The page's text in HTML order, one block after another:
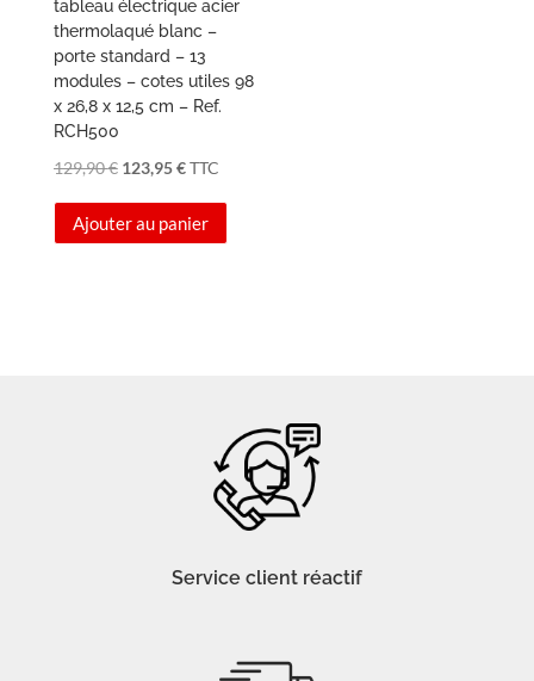
tableau électrique acier
thermolaqué blanc –
porte standard – 13
modules – cotes utiles 98
x 26,8 x 12,5 cm – Ref.
RCH500
129,90€ Le
initial
123,95€Le
actuel
TTC
Ajouter au panier
Service client réactif